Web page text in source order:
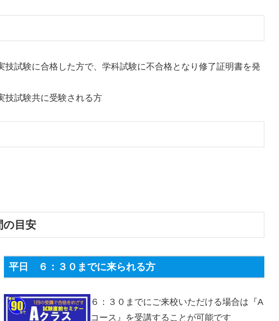
技試験に合格した方で、学科試験に不合格となり修了証明書を発
技試験共に受験される方
の目安
平日 ６：３０までに来られる方
６：３０までにご来校いただける場合は『A
コース』を受講することが可能です